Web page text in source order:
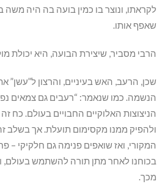
לקראתו, ונוצר בו כמין בועה בה היה
שאפף אותו.
הרבי מסביר, שיצירת הבועה, היא יכולת
שכן, הרעב, האש בעיניים, והרצון
הנשמה. כמו שנאמר: “רעבים גם צמאים
הניצוצות האלוקיים החבויים בעולם. כח
ולהפיק ממנו מקסימום תועלת. אך בשלב
המקורי, ואז שואפים פנימה גם חלקיקי –
בכוחנו לאחר מתן תורה להשתמש בעולם,
מכך.